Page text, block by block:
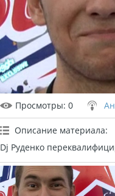
Просмотры: 0
Описание материала:
Dj Руденко